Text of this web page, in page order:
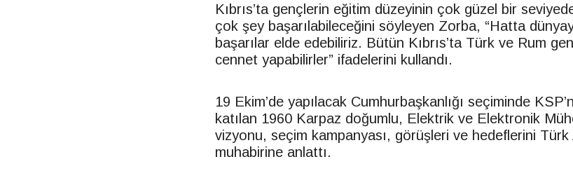
Kıbrıs’ta gençlerin eğitim düzeyinin çok güzel bir
çok şey başarılabileceğini söyleyen Zorba, “Hatta
başarılar elde edebiliriz. Bütün Kıbrıs’ta Türk ve Rum
cennet yapabilirler” ifadelerini kullandı.
19 Ekim’de yapılacak Cumhurbaşkanlığı seçiminde
katılan 1960 Karpaz doğumlu, Elektrik ve Elektronik
vizyonu, seçim kampanyası, görüşleri ve hedeflerini Türk
muhabirine anlattı.